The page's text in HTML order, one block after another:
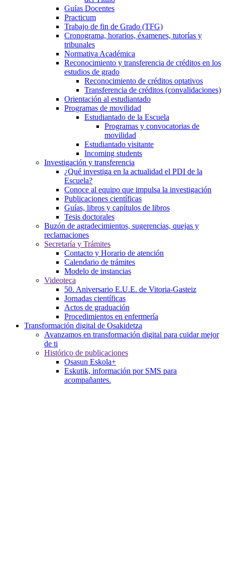
Guías Docentes
Practicum
Trabajo de fin de Grado (TFG)
Cronograma, horarios, éxamenes, tutorías y
tribunales
Normativa Académica
Reconocimiento y transferencia de créditos en los
estudios de grado
Reconocimiento de créditos optativos
Transferencia de créditos (convalidaciones)
Orientación al estudiantado
Programas de movilidad
Estudiantado de la Escuela
Programas y convocatorias de
movilidad
Estudiantado visitante
Incoming students
Investigación y transferencia
¿Qué investiga en la actualidad el PDI de la
Escuela?
Conoce al equipo que impulsa la investigación
Publicaciones científicas
Guías, libros y capítulos de libros
Tesis doctorales
Buzón de agradecimientos, sugerencias, quejas y
reclamaciones
Secretaría y Trámites
Contacto y Horario de atención
Calendario de trámites
Modelo de instancias
Videoteca
50. Aniversario E.U.E. de Vitoria-Gasteiz
Jornadas científicas
Actos de graduación
Procedimientos en enfermería
Transformación digital de Osakidetza
Avanzamos en transformación digital para cuidar mejor
de ti
Histórico de publicaciones
Osasun Eskola+
Eskutik, información por SMS para
acompañantes.